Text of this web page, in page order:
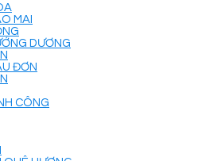
MAI
DƯƠNG
ĐƠN
CÔNG